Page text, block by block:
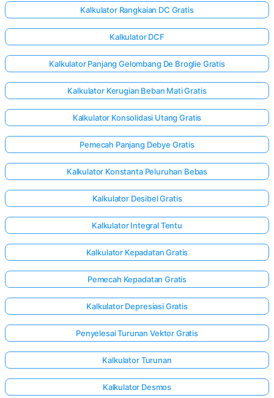
Kalkulator Rangkaian DC Gratis
Kalkulator DCF
Kalkulator Panjang Gelombang De Broglie Gratis
Kalkulator Kerugian Beban Mati Gratis
Kalkulator Konsolidasi Utang Gratis
Pemecah Panjang Debye Gratis
Kalkulator Konstanta Peluruhan Bebas
Kalkulator Desibel Gratis
Kalkulator Integral Tentu
Kalkulator Kepadatan Gratis
Pemecah Kepadatan Gratis
Kalkulator Depresiasi Gratis
Penyelesai Turunan Vektor Gratis
Kalkulator Turunan
Kalkulator Desmos